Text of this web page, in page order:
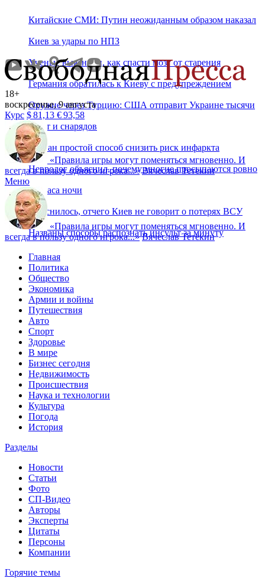
Китайские СМИ: Путин неожиданным образом наказал
Киев за удары по НПЗ
Ученые выяснили, как спасти мозг от старения
Германия обратилась к Киеву с предупреждением
Оружие через Турцию: США отправит Украине тысячи
ракет и снарядов
Назван простой способ снизить риск инфаркта
Невролог объяснил, почему многие просыпаются ровно
в 3 часа ночи
Выяснилось, отчего Киев не говорит о потерях ВСУ
Названы способы распознать инсульт за минуту
18+
воскресенье, 9 августа
Курс $81,13 €93,58
«Правила игры могут поменяться мгновенно. И
всегда в пользу одного игрока...» Вячеслав Тетёкин
Меню
«Правила игры могут поменяться мгновенно. И
всегда в пользу одного игрока...» Вячеслав Тетёкин
Главная
Политика
Общество
Экономика
Армии и войны
Путешествия
Авто
Спорт
Здоровье
В мире
Бизнес сегодня
Недвижимость
Происшествия
Наука и технологии
Культура
Погода
История
Разделы
Новости
Статьи
Фото
СП-Видео
Авторы
Эксперты
Цитаты
Персоны
Компании
Горячие темы